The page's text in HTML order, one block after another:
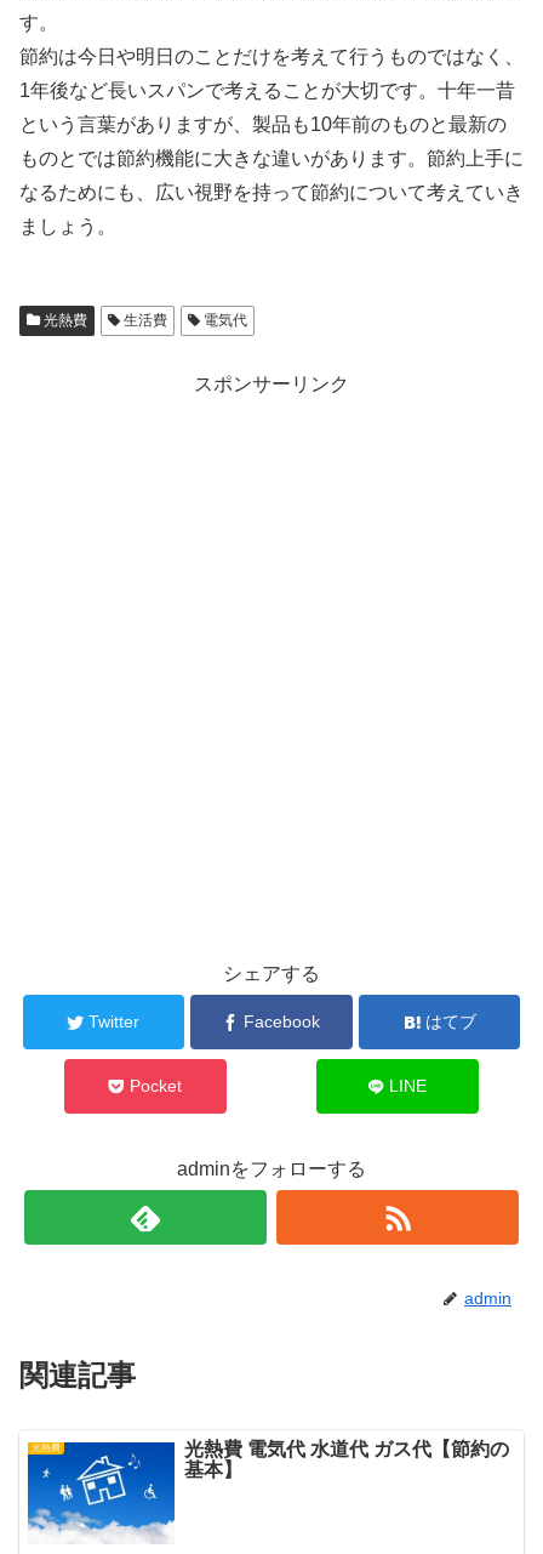
す。
節約は今日や明日のことだけを考えて行うものではなく、
1年後など長いスパンで考えることが大切です。十年一昔
という言葉がありますが、製品も10年前のものと最新の
ものとでは節約機能に大きな違いがあります。節約上手に
なるためにも、広い視野を持って節約について考えていき
ましょう。
光熱費 生活費 電気代
スポンサーリンク
シェアする
Twitter Facebook はてブ
Pocket LINE
adminをフォローする
admin
関連記事
光熱費
光熱費 電気代 水道代 ガス代【節約の
基本】